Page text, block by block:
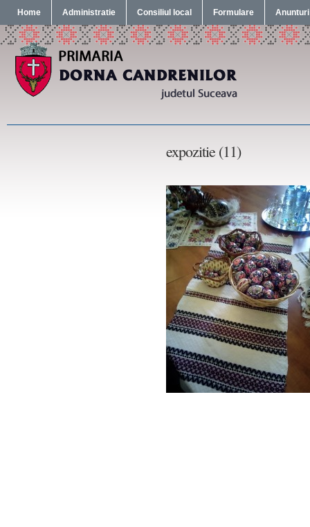
Home Administratie Consiliul local Formulare Anunturi
expozitie (11)